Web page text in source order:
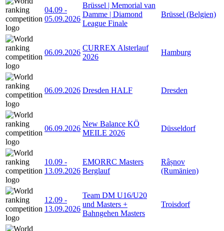
04.09 -
05.09.2026
Brüssel | Memorial van
Damme | Diamond
League Finale
Brüssel (Belgien)
06.09.2026
CURREX Alsterlauf
2026
Hamburg
06.09.2026 Dresden HALF Dresden
06.09.2026
New Balance KÖ
MEILE 2026
Düsseldorf
10.09 -
13.09.2026
EMORRC Masters
Berglauf
Râșnov
(Rumänien)
12.09 -
13.09.2026
Team DM U16/U20
und Masters +
Bahngehen Masters
Troisdorf